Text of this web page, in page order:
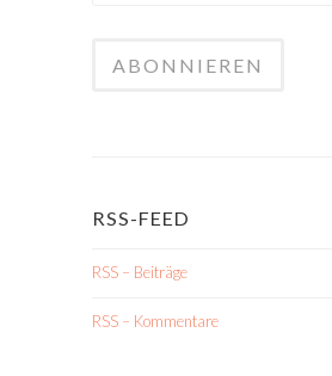
RSS-FEED
RSS – Beiträge
RSS – Kommentare